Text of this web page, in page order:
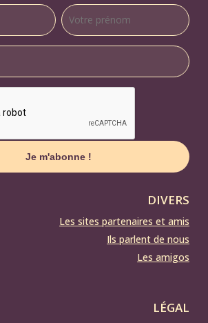
DIVERS
Les sites partenaires et amis
Ils parlent de nous
Les amigos
LÉGAL